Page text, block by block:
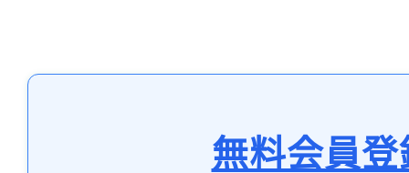
無料会員